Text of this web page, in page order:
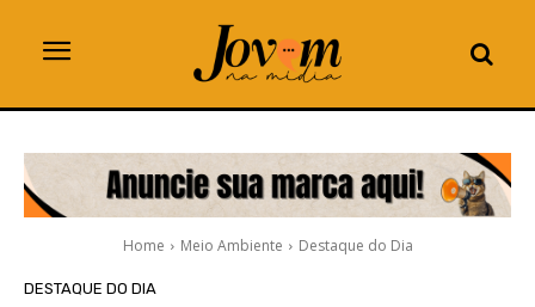
Home Meio Ambiente Destaque do Dia
DESTAQUE DO DIA